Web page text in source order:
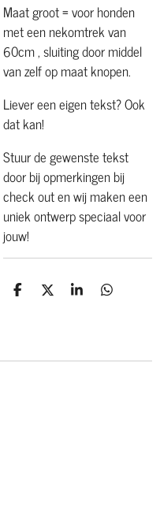
Maat groot = voor honden
met een nekomtrek van
60cm , sluiting door middel
van zelf op maat knopen.
Liever een eigen tekst? Ook
dat kan!
Stuur de gewenste tekst
door bij opmerkingen bij
check out en wij maken een
uniek ontwerp speciaal voor
jouw!
D D S D